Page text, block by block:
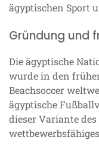
ägyptischen Sport
Gründung und
Die ägyptische
wurde in den
Beachsoccer
ägyptische
dieser Variante